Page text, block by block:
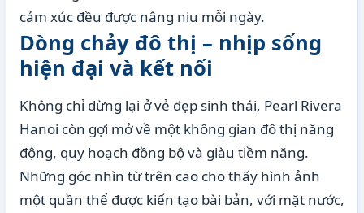
cảm xúc đều được nâng niu mỗi ngày.
Dòng chảy đô thị – nhịp sống
hiện đại và kết nối
Không chỉ dừng lại ở vẻ đẹp sinh thái, Pearl Rivera
Hanoi còn gợi mở về một không gian đô thị năng
động, quy hoạch đồng bộ và giàu tiềm năng.
Những góc nhìn từ trên cao cho thấy hình ảnh
một quần thể được kiến tạo bài bản, với mặt nước,